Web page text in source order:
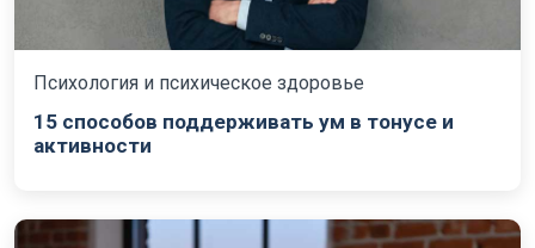
Психология и психическое здоровье
15 способов поддерживать ум в тонусе и
активности